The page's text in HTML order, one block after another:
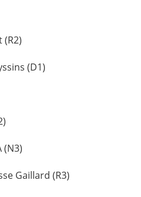
(R2)
(D1)
(N3)
Gaillard (R3)